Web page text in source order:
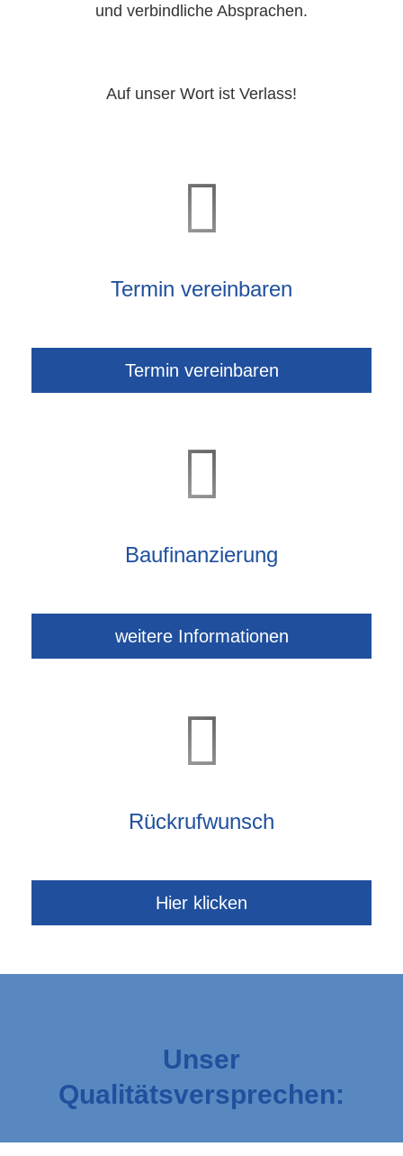
und verbindliche Absprachen.
Auf unser Wort ist Verlass!
Termin ver­ein­baren
Termin ver­ein­baren
Baufinanzierung
weitere Informationen
Rückrufwunsch
Hier klicken
Unser
Qualitätsversprechen: